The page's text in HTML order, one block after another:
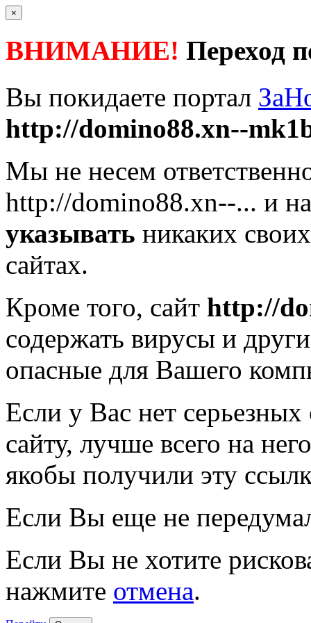
×
ВНИМАНИЕ! Переход
Вы покидаете портал
http://domino88.xn--
Мы не несем
http://domino88.xn--... и
указывать никаких
сайтах.
Кроме того, сайт http://
содержать вирусы и
опасные для Вашего
Если у Вас нет
сайту, лучше всего на
якобы получили эту
Если Вы еще не
Если Вы не хотите
нажмите отмена.